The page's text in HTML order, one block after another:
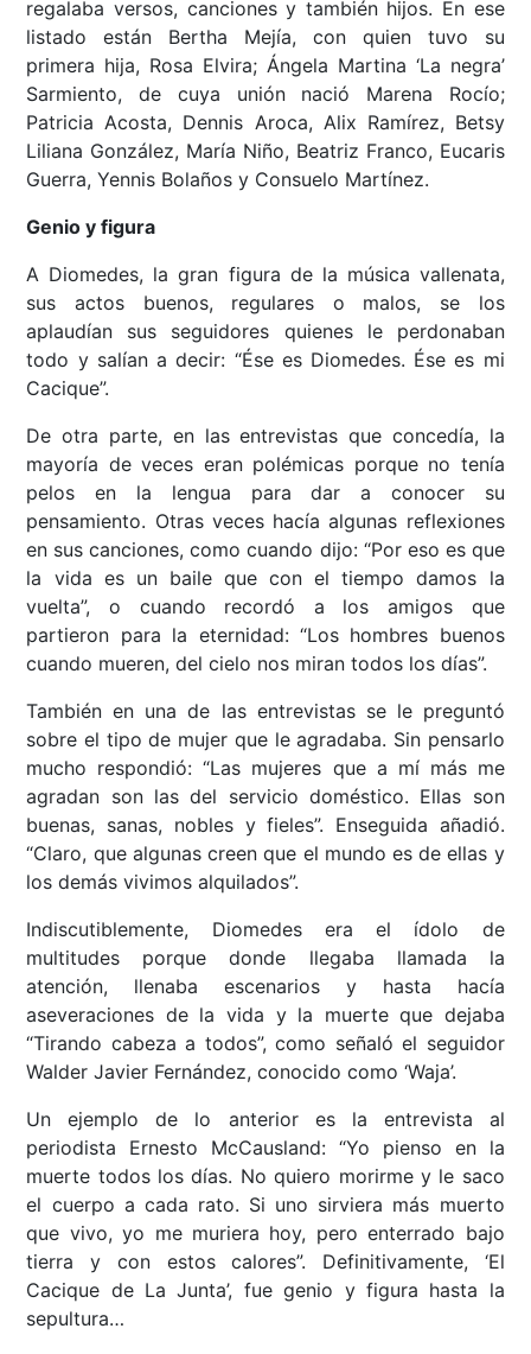
regalaba versos, canciones y también hijos. En ese
listado están Bertha Mejía, con quien tuvo su
primera hija, Rosa Elvira; Ángela Martina ‘La negra’
Sarmiento, de cuya unión nació Marena Rocío;
Patricia Acosta, Dennis Aroca, Alix Ramírez, Betsy
Liliana González, María Niño, Beatriz Franco, Eucaris
Guerra, Yennis Bolaños y Consuelo Martínez.
Genio y figura
A Diomedes, la gran figura de la música vallenata,
sus actos buenos, regulares o malos, se los
aplaudían sus seguidores quienes le perdonaban
todo y salían a decir: “Ése es Diomedes. Ése es mi
Cacique”.
De otra parte, en las entrevistas que concedía, la
mayoría de veces eran polémicas porque no tenía
pelos en la lengua para dar a conocer su
pensamiento. Otras veces hacía algunas reflexiones
en sus canciones, como cuando dijo: “Por eso es que
la vida es un baile que con el tiempo damos la
vuelta”, o cuando recordó a los amigos que
partieron para la eternidad: “Los hombres buenos
cuando mueren, del cielo nos miran todos los días”.
También en una de las entrevistas se le preguntó
sobre el tipo de mujer que le agradaba. Sin pensarlo
mucho respondió: “Las mujeres que a mí más me
agradan son las del servicio doméstico. Ellas son
buenas, sanas, nobles y fieles”. Enseguida añadió.
“Claro, que algunas creen que el mundo es de ellas y
los demás vivimos alquilados”.
Indiscutiblemente, Diomedes era el ídolo de
multitudes porque donde llegaba llamada la
atención, llenaba escenarios y hasta hacía
aseveraciones de la vida y la muerte que dejaba
“Tirando cabeza a todos”, como señaló el seguidor
Walder Javier Fernández, conocido como ‘Waja’.
Un ejemplo de lo anterior es la entrevista al
periodista Ernesto McCausland: “Yo pienso en la
muerte todos los días. No quiero morirme y le saco
el cuerpo a cada rato. Si uno sirviera más muerto
que vivo, yo me muriera hoy, pero enterrado bajo
tierra y con estos calores”. Definitivamente, ‘El
Cacique de La Junta’, fue genio y figura hasta la
sepultura…